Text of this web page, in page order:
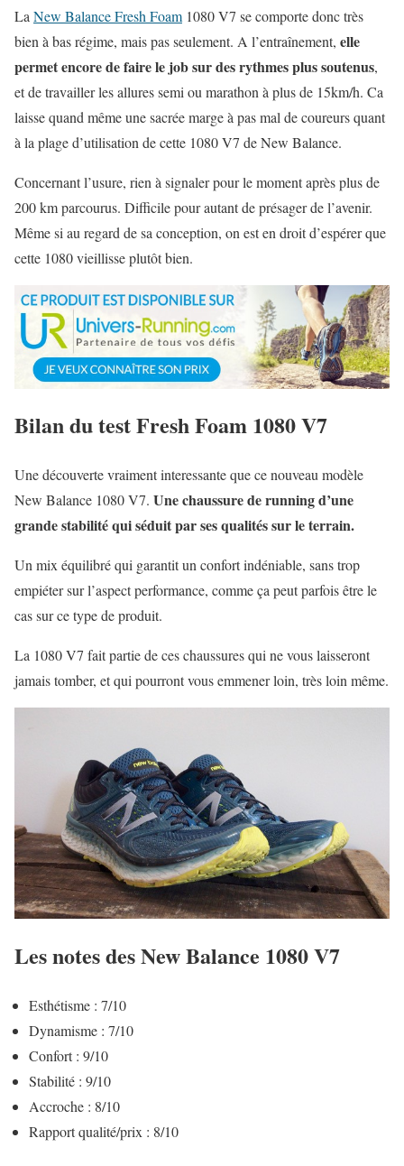
La New Balance Fresh Foam 1080 V7 se comporte donc très
bien à bas régime, mais pas seulement. A l’entraînement, elle
permet encore de faire le job sur des rythmes plus soutenus,
et de travailler les allures semi ou marathon à plus de 15km/h. Ca
laisse quand même une sacrée marge à pas mal de coureurs quant
à la plage d’utilisation de cette 1080 V7 de New Balance.
Concernant l’usure, rien à signaler pour le moment après plus de
200 km parcourus. Difficile pour autant de présager de l’avenir.
Même si au regard de sa conception, on est en droit d’espérer que
cette 1080 vieillisse plutôt bien.
Bilan du test Fresh Foam 1080 V7
Une découverte vraiment interessante que ce nouveau modèle
New Balance 1080 V7. Une chaussure de running d’une
grande stabilité qui séduit par ses qualités sur le terrain.
Un mix équilibré qui garantit un confort indéniable, sans trop
empiéter sur l’aspect performance, comme ça peut parfois être le
cas sur ce type de produit.
La 1080 V7 fait partie de ces chaussures qui ne vous laisseront
jamais tomber, et qui pourront vous emmener loin, très loin même.
Les notes des New Balance 1080 V7
Esthétisme : 7/10
Dynamisme : 7/10
Confort : 9/10
Stabilité : 9/10
Accroche : 8/10
Rapport qualité/prix : 8/10